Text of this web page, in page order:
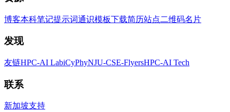
博客本科笔记提示词通识模板下载简历站点二维码名片
发现
友链HPC-AI LabiCyPhyNJU-CSE-FlyersHPC-AI Tech
联系
新加坡支持